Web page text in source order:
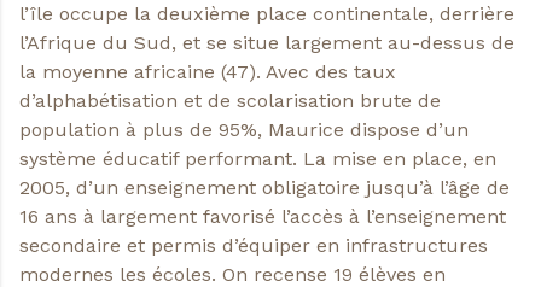
l’île occupe la deuxième place continentale, derrière
l’Afrique du Sud, et se situe largement au-dessus de
la moyenne africaine (47). Avec des taux
d’alphabétisation et de scolarisation brute de
population à plus de 95%, Maurice dispose d’un
système éducatif performant. La mise en place, en
2005, d’un enseignement obligatoire jusqu’à l’âge de
16 ans à largement favorisé l’accès à l’enseignement
secondaire et permis d’équiper en infrastructures
modernes les écoles. On recense 19 élèves en